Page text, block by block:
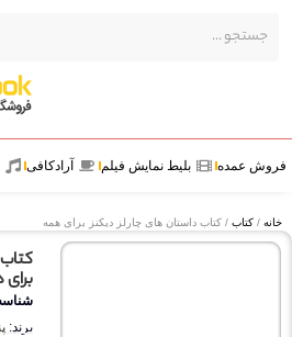
عمده بلیط نمایش فیلم آرادکافی
/کتاب / کتاب داستان های چارلز دیکنز برای همه
کتاب
برای
شناسه
برند:پنتر